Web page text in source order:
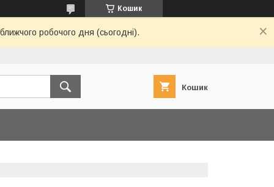
Кошик
робочого дня (сьогодні).
Кошик